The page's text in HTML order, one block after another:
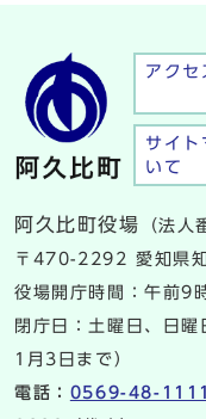
アクセ
サイト
いて
阿久比町役場
（法
〒470-2292 愛知県
役場開庁時間：午前9
閉庁日：土曜日、日
1月3日まで）
電話： 0569-48-1111